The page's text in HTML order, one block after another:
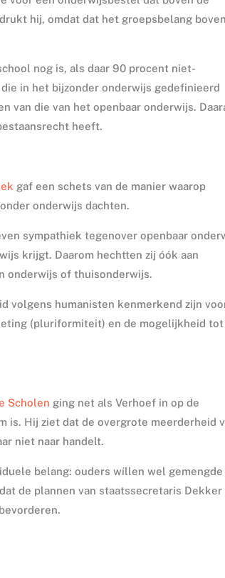
hij, omdat dat het groepsbelang boven
nog is, als daar 90 procent niet-
in het bijzonder onderwijs gedefinieerd
van die van het openbaar onderwijs.
heeft.
gaf een schets van de manier waarop
onderwijs dachten.
sympathiek tegenover openbaar
krijgt. Daarom hechtten zij óók aan
onderwijs of thuisonderwijs.
volgens humanisten kenmerkend zijn
(pluriformiteit) en de mogelijkheid tot
Scholen ging net als Verhoef in op de
is. Hij ziet dat de overgrote meerderheid
niet naar handelt.
belang: ouders wíllen wel gemengde
de plannen van staatssecretaris Dekker